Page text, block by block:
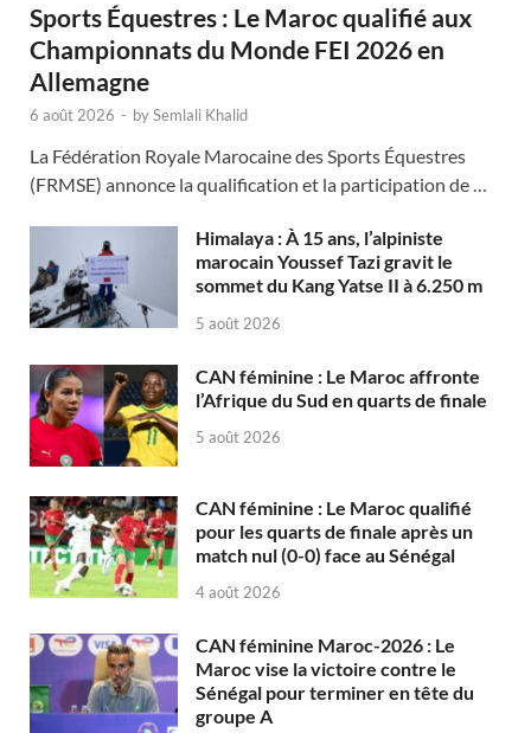
Sports Équestres : Le Maroc qualifié aux
Championnats du Monde FEI 2026 en
Allemagne
6 août 2026 - bySemlali Khalid
La Fédération Royale Marocaine des Sports Équestres
(FRMSE) annonce la qualification et la participation de …
Himalaya : À 15 ans, l’alpiniste
marocain Youssef Tazi gravit le
sommet du Kang Yatse II à 6.250 m
5 août 2026
CAN féminine : Le Maroc affronte
l’Afrique du Sud en quarts de finale
5 août 2026
CAN féminine : Le Maroc qualifié
pour les quarts de finale après un
match nul (0-0) face au Sénégal
4 août 2026
CAN féminine Maroc-2026 : Le
Maroc vise la victoire contre le
Sénégal pour terminer en tête du
groupe A